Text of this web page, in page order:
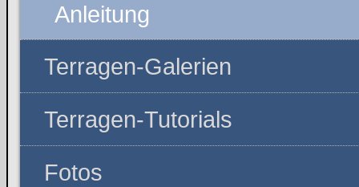
Anleitung
Terragen-Galerien
Terragen-Tutorials
Fotos